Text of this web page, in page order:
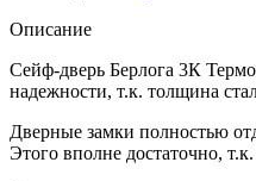
Описание
Сейф-дверь Берлога 3К
надежности, т.к. толщина
Дверные замки полностью
Этого вполне достаточно,